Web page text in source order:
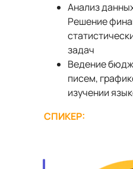
Анализ
Решение
задач
Ведение
писем,
изучении
СПИКЕР: